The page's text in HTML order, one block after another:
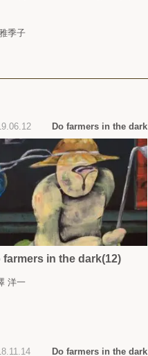
季子
Do farmers in the dark
farmers in the dark(12)
洋一
Do farmers in the dark